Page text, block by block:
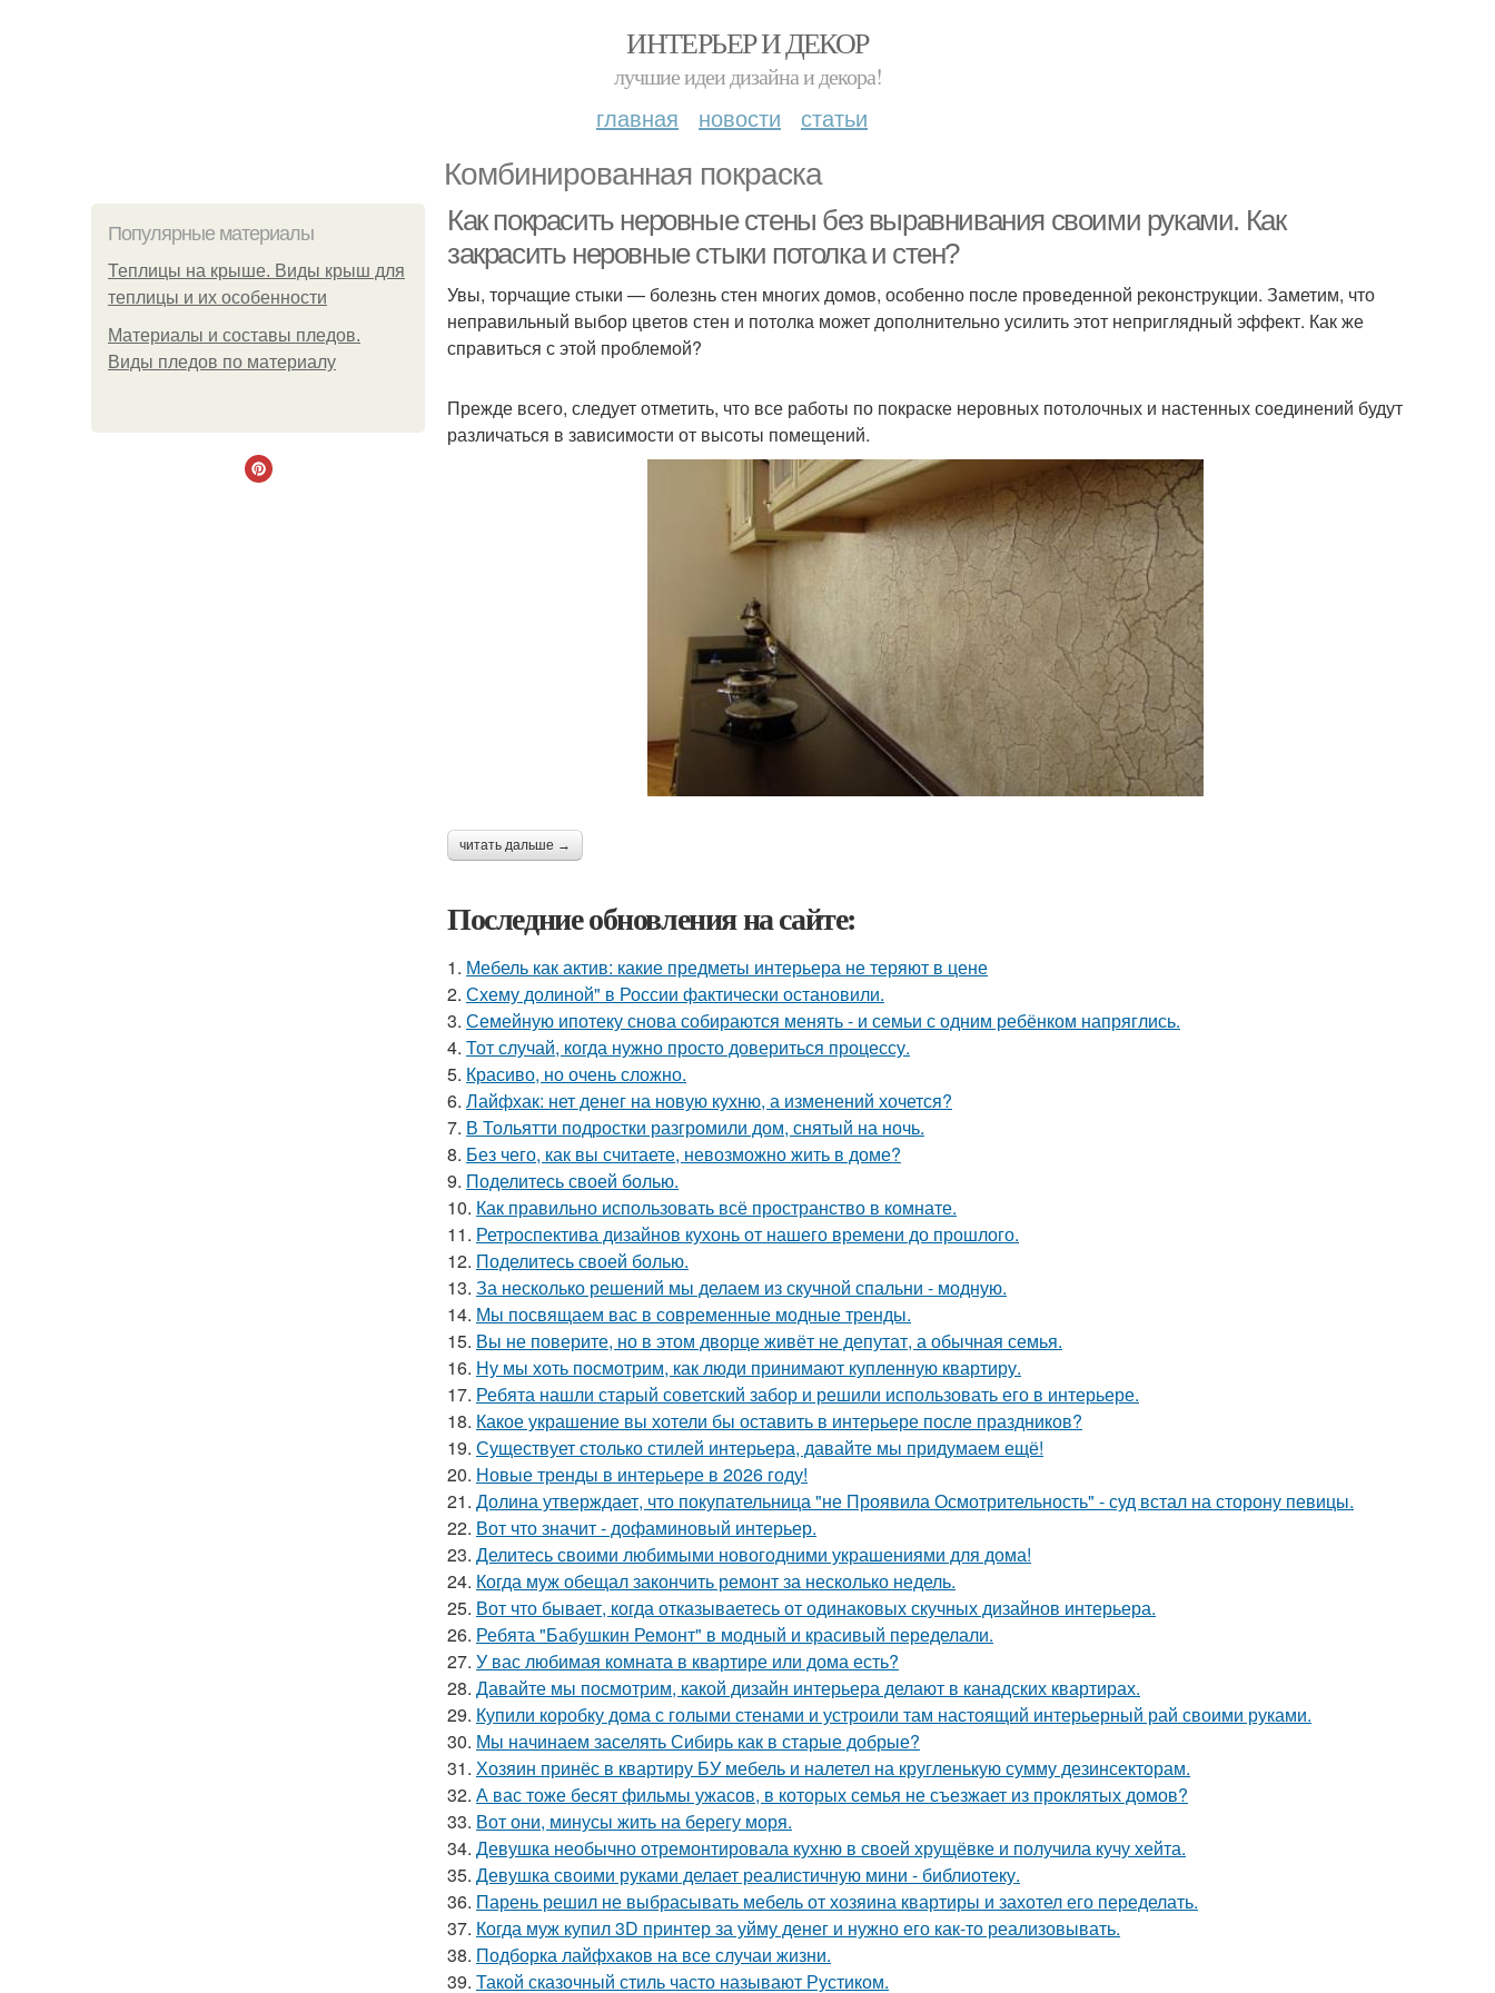
ИНТЕРЬЕР И ДЕКОР
лучшие идеи дизайна и декора!
главная новости статьи
Комбинированная покраска
Популярные материалы
Теплицы на крыше. Виды крыш для
теплицы и их особенности
Материалы и составы пледов.
Виды пледов по материалу
Как покрасить неровные стены без выравнивания своими руками. Как
закрасить неровные стыки потолка и стен?
Увы, торчащие стыки — болезнь стен многих домов, особенно после проведенной реконструкции. Заметим, что
неправильный выбор цветов стен и потолка может дополнительно усилить этот неприглядный эффект. Как же
справиться с этой проблемой?
Прежде всего, следует отметить, что все работы по покраске неровных потолочных и настенных соединений будут
различаться в зависимости от высоты помещений.
читать дальше →
Последние обновления на сайте:
1. Мебель как актив: какие предметы интерьера не теряют в цене
2. Схему долиной" в России фактически остановили.
3. Семейную ипотеку снова собираются менять - и семьи с одним ребёнком напряглись.
4. Тот случай, когда нужно просто довериться процессу.
5. Красиво, но очень сложно.
6. Лайфхак: нет денег на новую кухню, а изменений хочется?
7. В Тольятти подростки разгромили дом, снятый на ночь.
8. Без чего, как вы считаете, невозможно жить в доме?
9. Поделитесь своей болью.
10. Как правильно использовать всё пространство в комнате.
11. Ретроспектива дизайнов кухонь от нашего времени до прошлого.
12. Поделитесь своей болью.
13. За несколько решений мы делаем из скучной спальни - модную.
14. Мы посвящаем вас в современные модные тренды.
15. Вы не поверите, но в этом дворце живёт не депутат, а обычная семья.
16. Ну мы хоть посмотрим, как люди принимают купленную квартиру.
17. Ребята нашли старый советский забор и решили использовать его в интерьере.
18. Какое украшение вы хотели бы оставить в интерьере после праздников?
19. Существует столько стилей интерьера, давайте мы придумаем ещё!
20. Новые тренды в интерьере в 2026 году!
21. Долина утверждает, что покупательница "не Проявила Осмотрительность" - суд встал на сторону певицы.
22. Вот что значит - дофаминовый интерьер.
23. Делитесь своими любимыми новогодними украшениями для дома!
24. Когда муж обещал закончить ремонт за несколько недель.
25. Вот что бывает, когда отказываетесь от одинаковых скучных дизайнов интерьера.
26. Ребята "Бабушкин Ремонт" в модный и красивый переделали.
27. У вас любимая комната в квартире или дома есть?
28. Давайте мы посмотрим, какой дизайн интерьера делают в канадских квартирах.
29. Купили коробку дома с голыми стенами и устроили там настоящий интерьерный рай своими руками.
30. Мы начинаем заселять Сибирь как в старые добрые?
31. Хозяин принёс в квартиру БУ мебель и налетел на кругленькую сумму дезинсекторам.
32. А вас тоже бесят фильмы ужасов, в которых семья не съезжает из проклятых домов?
33. Вот они, минусы жить на берегу моря.
34. Девушка необычно отремонтировала кухню в своей хрущёвке и получила кучу хейта.
35. Девушка своими руками делает реалистичную мини - библиотеку.
36. Парень решил не выбрасывать мебель от хозяина квартиры и захотел его переделать.
37. Когда муж купил 3D принтер за уйму денег и нужно его как-то реализовывать.
38. Подборка лайфхаков на все случаи жизни.
39. Такой сказочный стиль часто называют Рустиком.